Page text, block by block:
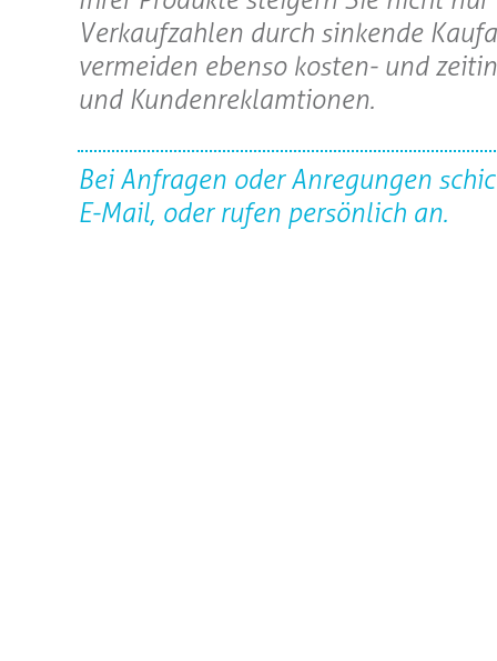
Verkaufzahlen durch sinkende
vermeiden ebenso kosten- und
und Kundenreklamtionen.
Bei Anfragen oder Anregungen
E-Mail, oder rufen persönlich an.